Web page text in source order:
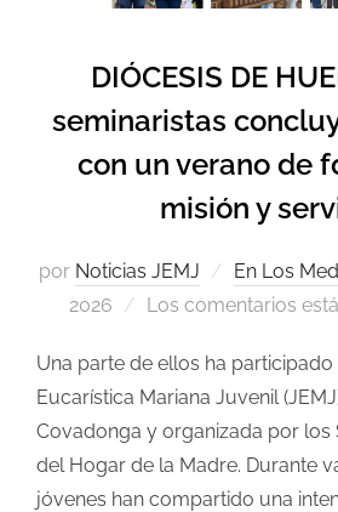
DIÓCESIS DE
seminaristas
con un verano de
misión y
por Noticias JEMJ En Los
2026
Los comentarios
Una parte de ellos ha participado
Eucarística Mariana Juvenil
Covadonga y organizada por los
del Hogar de la Madre. Durante
jóvenes han compartido una